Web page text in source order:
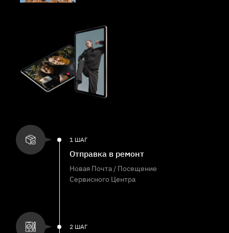
1 ШАГ
Отправка в ремонт
Новая Почта / Посещение
Сервисного Центра
2 ШАГ